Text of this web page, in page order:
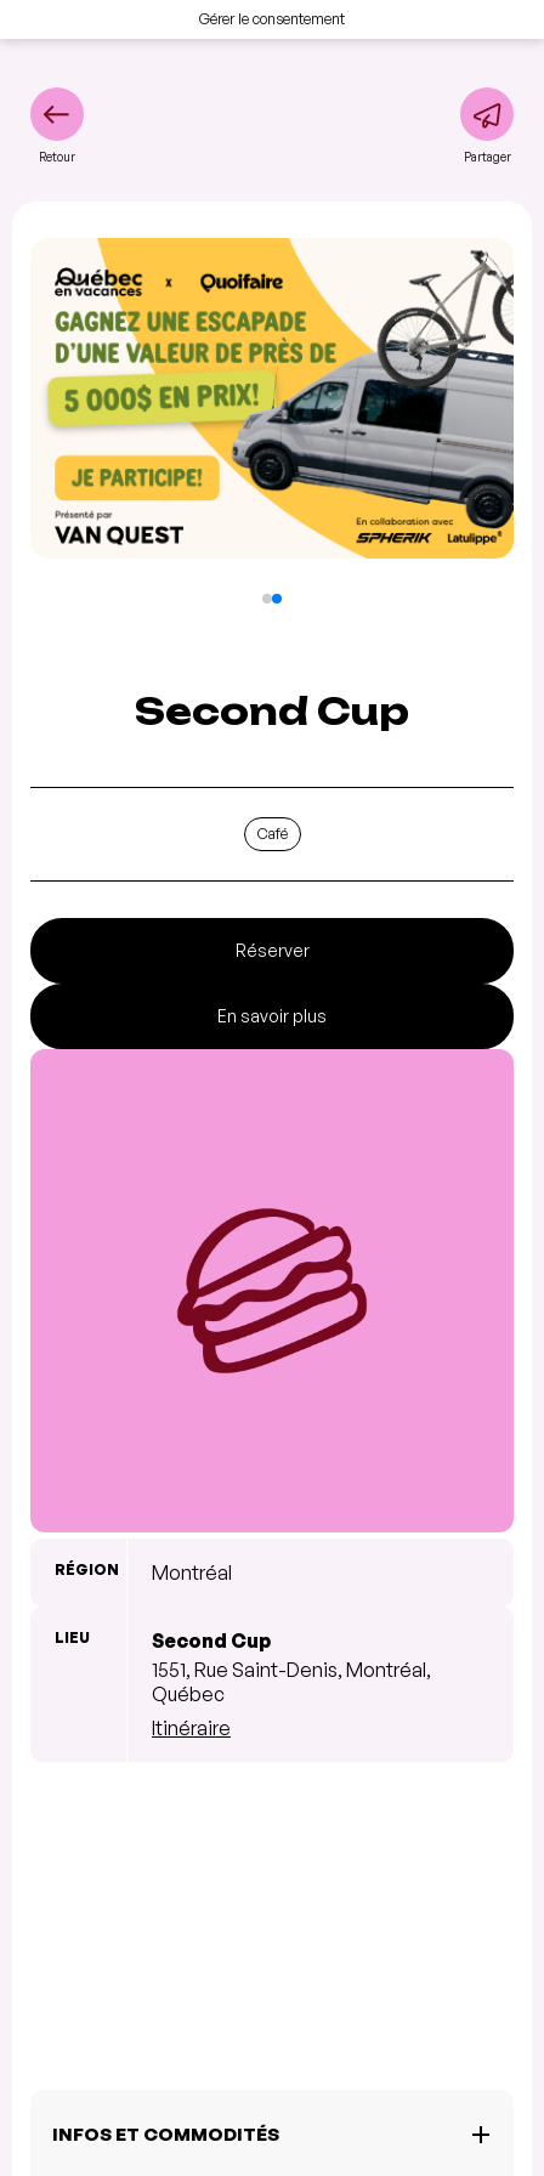
Gérer le consentement
Retour Partager
Second Cup
Café
Réserver
En savoir plus
RÉGION Montréal
LIEU
Second Cup
1551, Rue Saint-Denis, Montréal,
Québec
Itinéraire
INFOS ET COMMODITÉS